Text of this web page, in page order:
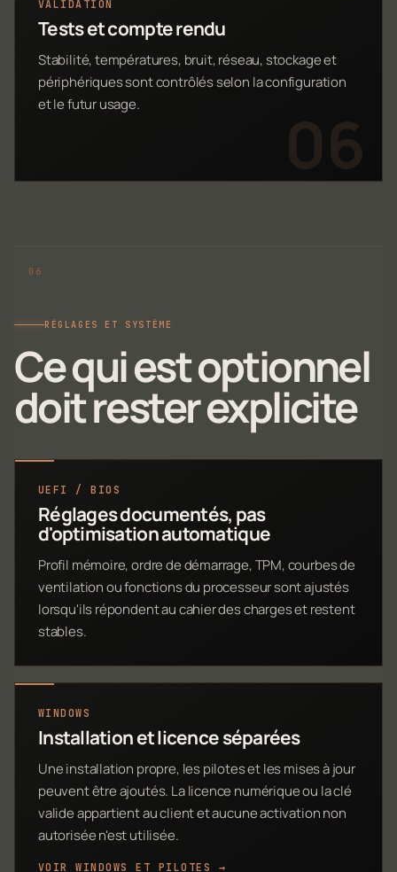
VALIDATION
Tests et compte rendu
Stabilité, températures, bruit, réseau, stockage et
périphériques sont contrôlés selon la configuration
et le futur usage.
RÉGLAGES ET SYSTÈME
Ce qui est optionnel
doit rester explicite
UEFI / BIOS
Réglages documentés, pas
d'optimisation automatique
Profil mémoire, ordre de démarrage, TPM, courbes de
ventilation ou fonctions du processeur sont ajustés
lorsqu'ils répondent au cahier des charges et restent
stables.
WINDOWS
Installation et licence séparées
Une installation propre, les pilotes et les mises à jour
peuvent être ajoutés. La licence numérique ou la clé
valide appartient au client et aucune activation non
autorisée n'est utilisée.
VOIR WINDOWS ET PILOTES →